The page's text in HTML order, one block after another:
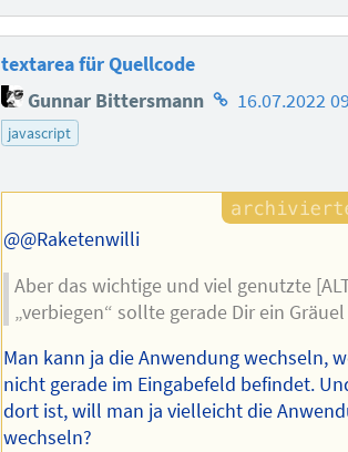
textarea für Quellcode
Gunnar Bittersmann Homepage
16.07.2022
javascript
@@Raketenwilli
Aber das wichtige und viel genutzte
„verbiegen“ sollte gerade Dir ein
Man kann ja die Anwendung wechseln,
nicht gerade im Eingabefeld befindet.
dort ist, will man ja vielleicht die
wechseln?